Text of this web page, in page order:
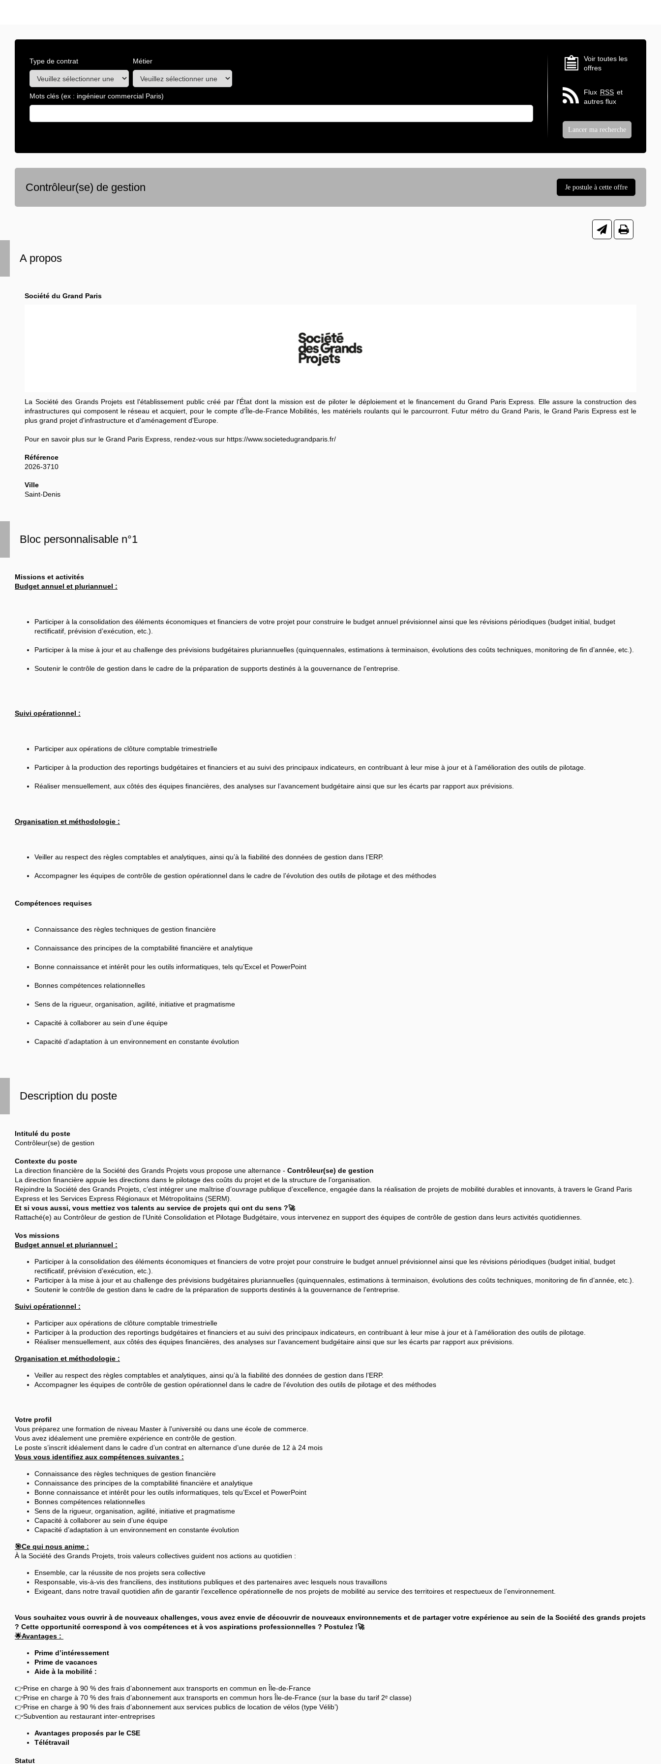
Type de contrat Métier
Mots clés (ex : ingénieur commercial Paris)
Voir toutes les
offres
Flux RSS et
autres flux
Contrôleur(se) de gestion
Bloc personnalisable n°1
Missions et activités
Budget annuel et pluriannuel :
Participer à la consolidation des éléments économiques et financiers de votre projet pour construire le budget annuel prévisionnel ainsi que les révisions périodiques (budget initial, budget
rectificatif, prévision d’exécution, etc.).
Participer à la mise à jour et au challenge des prévisions budgétaires pluriannuelles (quinquennales, estimations à terminaison, évolutions des coûts techniques, monitoring de fin d’année, etc.).
Soutenir le contrôle de gestion dans le cadre de la préparation de supports destinés à la gouvernance de l’entreprise.
Suivi opérationnel :
Participer aux opérations de clôture comptable trimestrielle
Participer à la production des reportings budgétaires et financiers et au suivi des principaux indicateurs, en contribuant à leur mise à jour et à l’amélioration des outils de pilotage.
Réaliser mensuellement, aux côtés des équipes financières, des analyses sur l’avancement budgétaire ainsi que sur les écarts par rapport aux prévisions.
Organisation et méthodologie :
Veiller au respect des règles comptables et analytiques, ainsi qu’à la fiabilité des données de gestion dans l’ERP.
Accompagner les équipes de contrôle de gestion opérationnel dans le cadre de l’évolution des outils de pilotage et des méthodes
Compétences requises
Connaissance des règles techniques de gestion financière
Connaissance des principes de la comptabilité financière et analytique
Bonne connaissance et intérêt pour les outils informatiques, tels qu’Excel et PowerPoint
Bonnes compétences relationnelles
Sens de la rigueur, organisation, agilité, initiative et pragmatisme
Capacité à collaborer au sein d’une équipe
Capacité d’adaptation à un environnement en constante évolution
Description du poste
Intitulé du poste
Contrôleur(se) de gestion
Contexte du poste
La direction financière de la Société des Grands Projets vous propose une alternance - Contrôleur(se) de gestion
La direction financière appuie les directions dans le pilotage des coûts du projet et de la structure de l’organisation.
Rejoindre la Société des Grands Projets, c’est intégrer une maîtrise d’ouvrage publique d’excellence, engagée dans la réalisation de projets de mobilité durables et innovants, à travers le Grand Paris
Express et les Services Express Régionaux et Métropolitains (SERM).
Et si vous aussi, vous mettiez vos talents au service de projets qui ont du sens ?🚀
Rattaché(e) au Contrôleur de gestion de l’Unité Consolidation et Pilotage Budgétaire, vous intervenez en support des équipes de contrôle de gestion dans leurs activités quotidiennes.
Vos missions
Budget annuel et pluriannuel :
Participer à la consolidation des éléments économiques et financiers de votre projet pour construire le budget annuel prévisionnel ainsi que les révisions périodiques (budget initial, budget
rectificatif, prévision d’exécution, etc.).
Participer à la mise à jour et au challenge des prévisions budgétaires pluriannuelles (quinquennales, estimations à terminaison, évolutions des coûts techniques, monitoring de fin d’année, etc.).
Soutenir le contrôle de gestion dans le cadre de la préparation de supports destinés à la gouvernance de l’entreprise.
Suivi opérationnel :
Participer aux opérations de clôture comptable trimestrielle
Participer à la production des reportings budgétaires et financiers et au suivi des principaux indicateurs, en contribuant à leur mise à jour et à l’amélioration des outils de pilotage.
Réaliser mensuellement, aux côtés des équipes financières, des analyses sur l’avancement budgétaire ainsi que sur les écarts par rapport aux prévisions.
Organisation et méthodologie :
Veiller au respect des règles comptables et analytiques, ainsi qu’à la fiabilité des données de gestion dans l’ERP.
Accompagner les équipes de contrôle de gestion opérationnel dans le cadre de l’évolution des outils de pilotage et des méthodes
Votre profil
Vous préparez une formation de niveau Master à l'université ou dans une école de commerce.
Vous avez idéalement une première expérience en contrôle de gestion.
Le poste s’inscrit idéalement dans le cadre d’un contrat en alternance d’une durée de 12 à 24 mois
Vous vous identifiez aux compétences suivantes :
Connaissance des règles techniques de gestion financière
Connaissance des principes de la comptabilité financière et analytique
Bonne connaissance et intérêt pour les outils informatiques, tels qu’Excel et PowerPoint
Bonnes compétences relationnelles
Sens de la rigueur, organisation, agilité, initiative et pragmatisme
Capacité à collaborer au sein d’une équipe
Capacité d’adaptation à un environnement en constante évolution
🎯Ce qui nous anime :
À la Société des Grands Projets, trois valeurs collectives guident nos actions au quotidien :
Ensemble, car la réussite de nos projets sera collective
Responsable, vis-à-vis des franciliens, des institutions publiques et des partenaires avec lesquels nous travaillons
Exigeant, dans notre travail quotidien afin de garantir l’excellence opérationnelle de nos projets de mobilité au service des territoires et respectueux de l’environnement.
Vous souhaitez vous ouvrir à de nouveaux challenges, vous avez envie de découvrir de nouveaux environnements et de partager votre expérience au sein de la Société des grands projets
? Cette opportunité correspond à vos compétences et à vos aspirations professionnelles ? Postulez !🚀
🌟Avantages :
Prime d’intéressement
Prime de vacances
Aide à la mobilité :
👉Prise en charge à 90 % des frais d’abonnement aux transports en commun en Île-de-France
👉Prise en charge à 70 % des frais d’abonnement aux transports en commun hors Île-de-France (sur la base du tarif 2ᵉ classe)
👉Prise en charge à 90 % des frais d’abonnement aux services publics de location de vélos (type Vélib’)
👉Subvention au restaurant inter-entreprises
Avantages proposés par le CSE
Télétravail
Statut
A propos
Société du Grand Paris
La Société des Grands Projets est l'établissement public créé par l'État dont la mission est de piloter le déploiement et le financement du Grand Paris Express. Elle assure la construction des
infrastructures qui composent le réseau et acquiert, pour le compte d'Île-de-France Mobilités, les matériels roulants qui le parcourront. Futur métro du Grand Paris, le Grand Paris Express est le
plus grand projet d'infrastructure et d'aménagement d'Europe.
Pour en savoir plus sur le Grand Paris Express, rendez-vous sur https://www.societedugrandparis.fr/
Référence
2026-3710
Ville
Saint-Denis